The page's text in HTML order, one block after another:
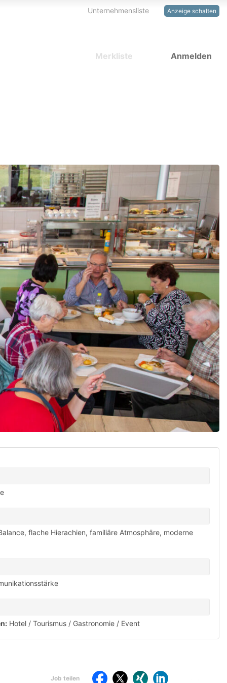
Anzeige schalten
Unternehmensliste
Anmelden
Merkliste
, flache Hierachien, familiäre Atmosphäre, moderne
Hotel / Tourismus / Gastronomie / Event
Job teilen